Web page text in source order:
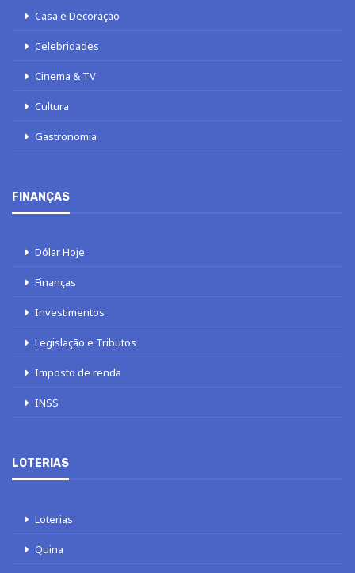
Casa e Decoração
Celebridades
Cinema & TV
Cultura
Gastronomia
FINANÇAS
Dólar Hoje
Finanças
Investimentos
Legislação e Tributos
Imposto de renda
INSS
LOTERIAS
Loterias
Quina